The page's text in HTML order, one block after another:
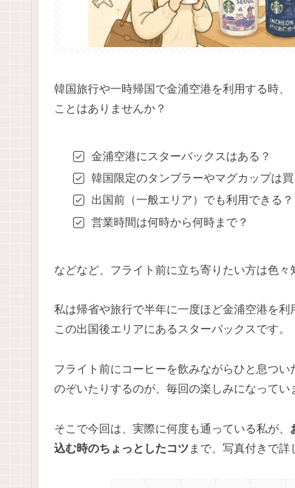
韓国旅行や一時帰国で金浦空港を利用する時、
ことはありませんか？
金浦空港にスターバックスはある？
韓国限定のタンブラーやマグカップは買
出国前（一般エリア）でも利用できる？
営業時間は何時から何時まで？
などなど、フライト前に立ち寄りたい方は色々
私は帰省や旅行で半年に一度ほど金浦空港を
この出国後エリアにあるスターバックスです。
フライト前にコーヒーを飲みながらひと息つ
のぞいたりするのが、毎回の楽しみになってい
そこで今回は、実際に何度も通っている私が、
込む時のちょっとしたコツ まで、写真付きで詳